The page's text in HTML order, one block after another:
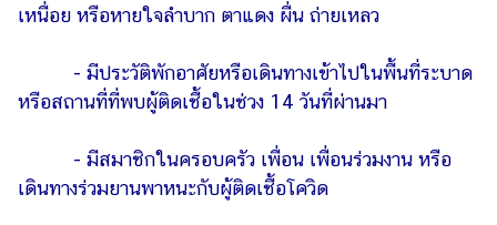
เหนื่อย หรือหายใจลำบาก ตาแดง ผื่น ถ่ายเหลว
- มีประวัติพักอาศัยหรือเดินทางเข้าไปในพื้นที่ระบาด
หรือสถานที่ที่พบผู้ติดเชื้อในช่วง 14 วันที่ผ่านมา
- มีสมาชิกในครอบครัว เพื่อน เพื่อนร่วมงาน หรือ
เดินทางร่วมยานพาหนะกับผู้ติดเชื้อโควิด